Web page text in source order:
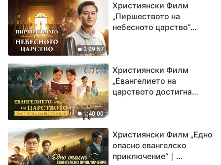
2:09:57
Християнски Филм
„Пиршеството на
небесното царство“
1:40:00
Християнски Филм
„Евангелието на
царството достигна
Християнски Филм „Едно
опасно евангелско
приключение“｜